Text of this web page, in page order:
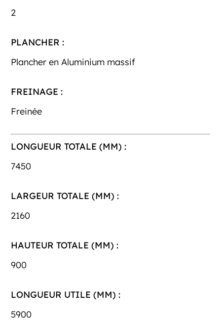
2
PLANCHER :
Plancher en Aluminium massif
FREINAGE :
Freinée
LONGUEUR TOTALE (MM) :
7450
LARGEUR TOTALE (MM) :
2160
HAUTEUR TOTALE (MM) :
900
LONGUEUR UTILE (MM) :
5900